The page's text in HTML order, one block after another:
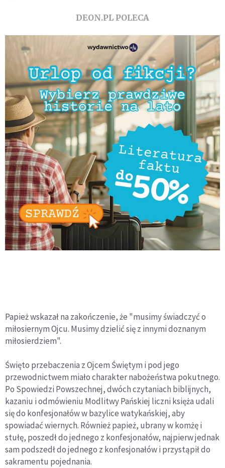
DEON.PL POLECA
Papież wskazał na zakończenie, że "musimy świadczyć o
miłosiernym Ojcu. Musimy dzielić się z innymi doznanym
miłosierdziem".
Święto przebaczenia z Ojcem Świętym i pod jego
przewodnictwem miało charakter nabożeństwa pokutnego.
Po Spowiedzi Powszechnej, dwóch czytaniach biblijnych,
kazaniu i odmówieniu Modlitwy Pańskiej liczni księża udali
się do konfesjonałów w bazylice watykańskiej, aby
spowiadać wiernych. Również papież, ubrany w komżę i
stułę, poszedł do jednego z konfesjonałów, najpierw jednak
sam podszedł do jednego z konfesjonałów i przystąpił do
sakramentu pojednania.